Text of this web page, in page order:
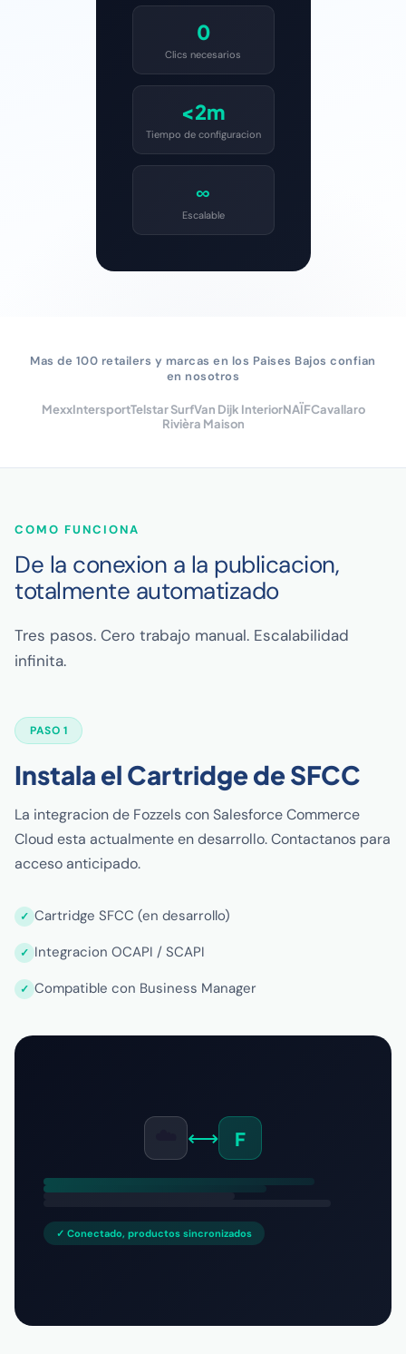
0
Clics necesarios
<2m
Tiempo de configuracion
∞
Escalable
Mas de 100 retailers y marcas en los Paises Bajos confian
en nosotros
MexxIntersportTelstar SurfVan Dijk InteriorNAÏFCavallaro
Rivièra Maison
COMO FUNCIONA
De la conexion a la publicacion,
totalmente automatizado
Tres pasos. Cero trabajo manual. Escalabilidad
infinita.
PASO 1
Instala el Cartridge de SFCC
La integracion de Fozzels con Salesforce Commerce
Cloud esta actualmente en desarrollo. Contactanos para
acceso anticipado.
Cartridge SFCC (en desarrollo)
Integracion OCAPI / SCAPI
Compatible con Business Manager
⟷ F
✓ Conectado, productos sincronizados